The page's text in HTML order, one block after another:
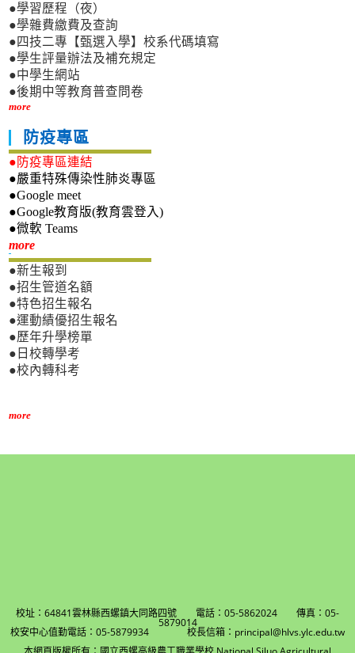
●學習歷程（夜）
●學雜費繳費及查詢
●四技二專【甄選入學】校系代碼填寫
●學生評量辦法及補充規定
●中學生網站
●後期中等教育普查問卷
more
防疫專區
●防疫專區連結
●嚴重特殊傳染性肺炎專區
●Google meet
●Google教育版(教育雲登入)
●微軟 Teams
more新生專區
●新生報到
●招生管道名額
●特色招生報名
●運動績優招生報名
●歷年升學榜單
●日校轉學考
●校內轉科考
more
校址：64841雲林縣西螺鎮大同路四號 電話：05-5862024 傳真：05-
5879014
校安中心值勤電話：05-5879934 校長信箱：principal@hlvs.ylc.edu.tw